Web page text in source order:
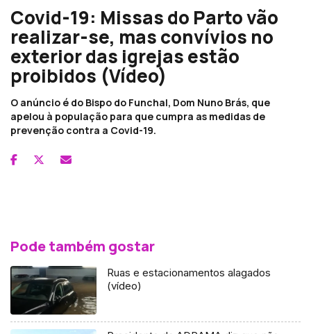
Covid-19: Missas do Parto vão
realizar-se, mas convívios no
exterior das igrejas estão
proibidos (Vídeo)
O anúncio é do Bispo do Funchal, Dom Nuno Brás, que
apelou à população para que cumpra as medidas de
prevenção contra a Covid-19.
Pode também gostar
Ruas e estacionamentos alagados
(vídeo)